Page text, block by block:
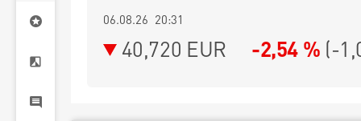
06.08.26 20:31
40,720 EUR -2,54 % (-